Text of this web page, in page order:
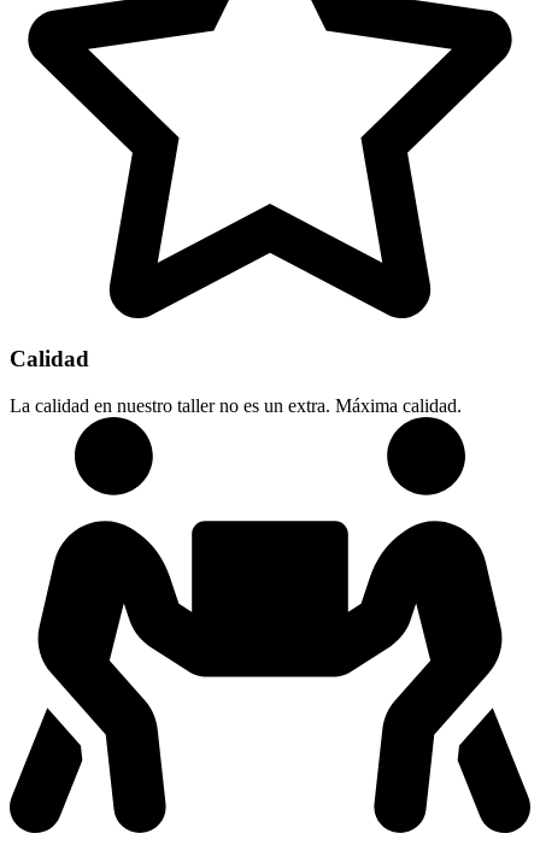
Calidad
La calidad en nuestro taller no es un extra. Máxima calidad.